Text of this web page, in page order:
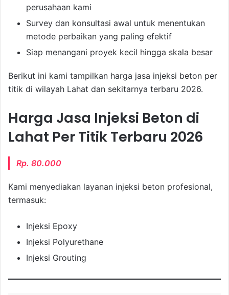
perusahaan kami
Survey dan konsultasi awal untuk menentukan
metode perbaikan yang paling efektif
Siap menangani proyek kecil hingga skala besar
Berikut ini kami tampilkan harga jasa injeksi beton per
titik di wilayah Lahat dan sekitarnya terbaru 2026.
Harga Jasa Injeksi Beton di
Lahat Per Titik Terbaru 2026
Rp. 80.000
Kami menyediakan layanan injeksi beton profesional,
termasuk:
Injeksi Epoxy
Injeksi Polyurethane
Injeksi Grouting